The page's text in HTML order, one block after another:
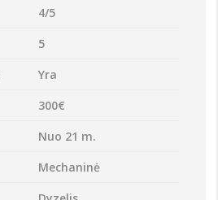
4/5
5
Yra
300€
Nuo 21 m.
Mechaninė